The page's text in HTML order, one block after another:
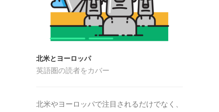
北米とヨーロッパ
英語圏の読者をカバー
北米やヨーロッパで注目されるだけでなく、